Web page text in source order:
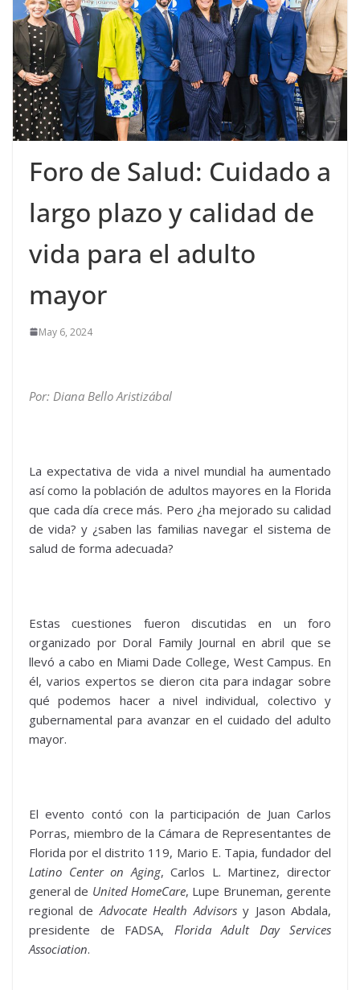
Foro de Salud: Cuidado a
largo plazo y calidad de
vida para el adulto
mayor
May 6, 2024
Por: Diana Bello Aristizábal
La expectativa de vida a nivel mundial ha aumentado
así como la población de adultos mayores en la Florida
que cada día crece más. Pero ¿ha mejorado su calidad
de vida? y ¿saben las familias navegar el sistema de
salud de forma adecuada?
Estas cuestiones fueron discutidas en un foro
organizado por Doral Family Journal en abril que se
llevó a cabo en Miami Dade College, West Campus. En
él, varios expertos se dieron cita para indagar sobre
qué podemos hacer a nivel individual, colectivo y
gubernamental para avanzar en el cuidado del adulto
mayor.
El evento contó con la participación de Juan Carlos
Porras, miembro de la Cámara de Representantes de
Florida por el distrito 119, Mario E. Tapia, fundador del
Latino Center on Aging, Carlos L. Martinez, director
general de United HomeCare, Lupe Bruneman, gerente
regional deAdvocate Health Advisorsy Jason Abdala,
presidente de FADSA, Florida Adult Day Services
Association.